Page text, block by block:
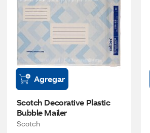
Agregar
Scotch Decorative Plastic
Bubble Mailer
Scotch